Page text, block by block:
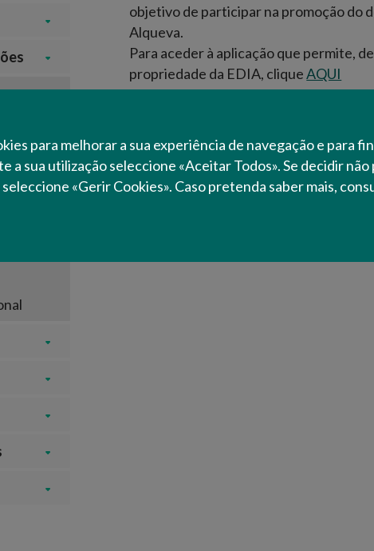
para melhorar a sua experiência de navegação e para
a sua utilização seleccione «Aceitar Todos». Se decidir
«Gerir Cookies». Caso pretenda saber mais,
-
objetivo de participar na promoção do
Alqueva.
Para aceder à aplicação que permite,
propriedade da EDIA, cliqueAQUI